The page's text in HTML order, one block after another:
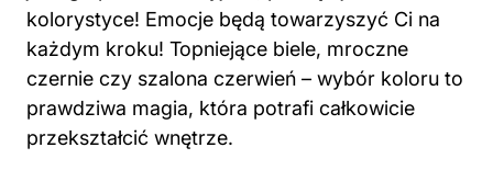
kolorystyce! Emocje będą towarzyszyć Ci na
każdym kroku! Topniejące biele, mroczne
czernie czy szalona czerwień – wybór koloru to
prawdziwa magia, która potrafi całkowicie
przekształcić wnętrze.